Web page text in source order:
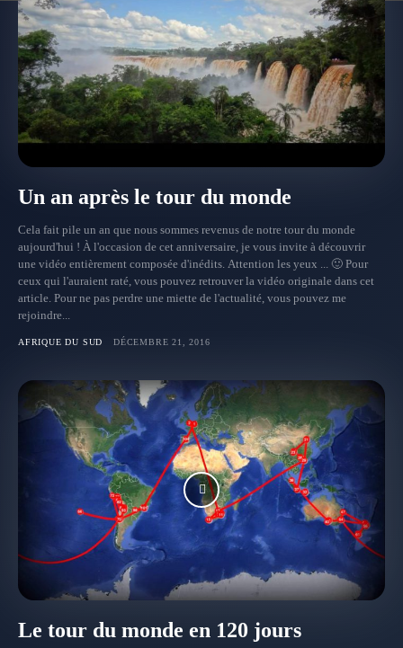
Un an après le tour du monde
Cela fait pile un an que nous sommes revenus de notre tour du monde
aujourd'hui ! À l'occasion de cet anniversaire, je vous invite à découvrir
une vidéo entièrement composée d'inédits. Attention les yeux ... 🙂 Pour
ceux qui l'auraient raté, vous pouvez retrouver la vidéo originale dans cet
article. Pour ne pas perdre une miette de l'actualité, vous pouvez me
rejoindre...
AFRIQUE DU SUD DÉCEMBRE 21, 2016
Le tour du monde en 120 jours